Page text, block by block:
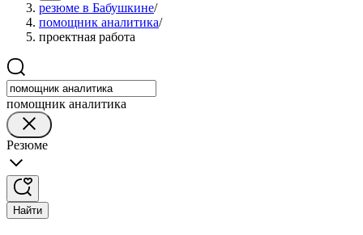
резюме в Бабушкине/
помощник аналитика/
проектная работа
помощник аналитика
Резюме
Найти